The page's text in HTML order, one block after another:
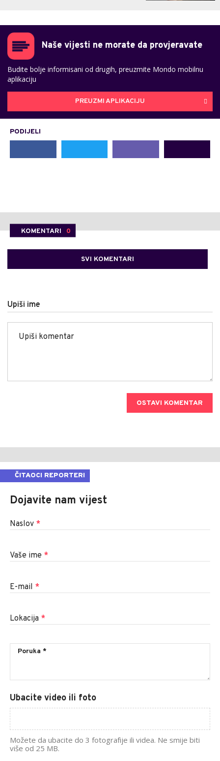
Naše vijesti ne morate da provjeravate
Budite bolje informisani od drugih, preuzmite Mondo mobilnu
aplikaciju
PREUZMI APLIKACIJU
PODIJELI
KOMENTARI 0
SVI KOMENTARI
Upiši ime
OSTAVI KOMENTAR
ČITAOCI REPORTERI
Dojavite nam vijest
Naslov *
Vaše ime *
E-mail *
Lokacija *
Ubacite video ili foto
Možete da ubacite do 3 fotografije ili videa. Ne smije biti
više od 25 MB.